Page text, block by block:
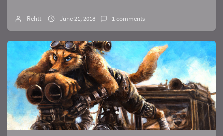
Rehtt June 21, 2018 1 comments